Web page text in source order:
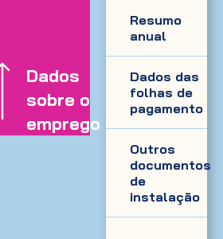
Dados
sobre o
emprego
Resumo
anual
Dados das
folhas de
pagamento
Outros
documentos
de
instalação